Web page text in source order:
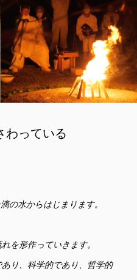
わっている
の⽔からはじまります。
を形作っていきます。
り、科学的であり、哲学的